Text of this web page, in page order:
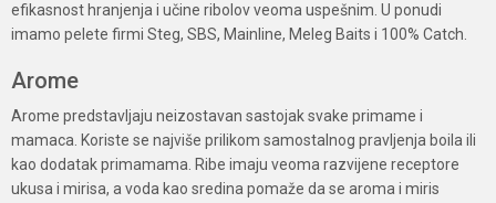
efikasnost hranjenja i učine ribolov veoma uspešnim. U ponudi
imamo pelete firmi Steg, SBS, Mainline, Meleg Baits i 100% Catch.
Arome
Arome predstavljaju neizostavan sastojak svake primame i
mamaca. Koriste se najviše prilikom samostalnog pravljenja boila ili
kao dodatak primamama. Ribe imaju veoma razvijene receptore
ukusa i mirisa, a voda kao sredina pomaže da se aroma i miris